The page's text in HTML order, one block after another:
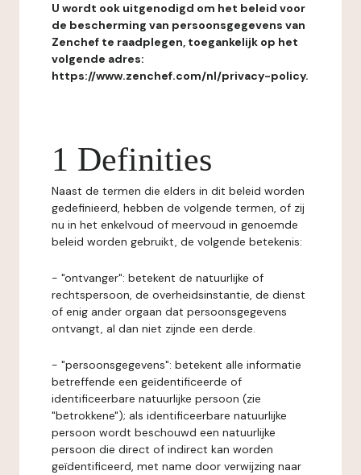
U wordt ook uitgenodigd om het beleid voor
de bescherming van persoonsgegevens van
Zenchef te raadplegen, toegankelijk op het
volgende adres:
https://www.zenchef.com/nl/privacy-policy.
1 Definities
Naast de termen die elders in dit beleid worden
gedefinieerd, hebben de volgende termen, of zij
nu in het enkelvoud of meervoud in genoemde
beleid worden gebruikt, de volgende betekenis:
- "ontvanger": betekent de natuurlijke of
rechtspersoon, de overheidsinstantie, de dienst
of enig ander orgaan dat persoonsgegevens
ontvangt, al dan niet zijnde een derde.
- "persoonsgegevens": betekent alle informatie
betreffende een geïdentificeerde of
identificeerbare natuurlijke persoon (zie
"betrokkene"); als identificeerbare natuurlijke
persoon wordt beschouwd een natuurlijke
persoon die direct of indirect kan worden
geïdentificeerd, met name door verwijzing naar